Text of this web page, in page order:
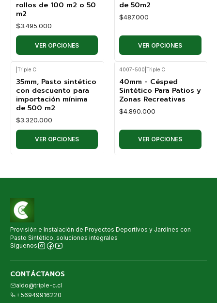
rollos de 100 m2 o 50
m2
$3.495.000
VER OPCIONES
de 50m2
$487.000
VER OPCIONES
Triple C
35mm, Pasto sintético
con descuento para
importación mínima
de 500 m2
$3.320.000
VER OPCIONES
4007-500 Triple C
40mm - Césped
Sintético Para Patios y
Zonas Recreativas
$4.890.000
VER OPCIONES
Provisión e Instalación de Proyectos Deportivos y Jardines con
Pasto Sintético, soluciones integrales
Síguenos
CONTÁCTANOS
aldo@triple-c.cl
+56949916220